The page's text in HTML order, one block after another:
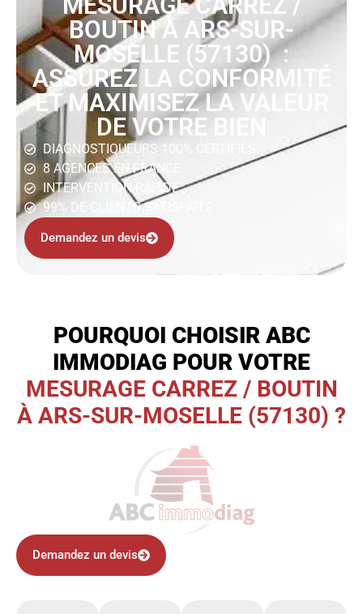
BOUTIN À ARS-SUR-
MOSELLE (57130) :
ASSUREZ LA CONFORMITÉ
ET MAXIMISEZ LA VALEUR
DE VOTRE BIEN
DIAGNOSTIQUEURS 100% CERTIFIÉS
8 AGENCES EN FRANCE
INTERVENTION RAPIDE
99% DE CLIENTS SATISFAITS
Demandez un devis
POURQUOI CHOISIR ABC
IMMODIAG POUR VOTRE
MESURAGE CARREZ / BOUTIN
À ARS-SUR-MOSELLE (57130) ?
Demandez un devis